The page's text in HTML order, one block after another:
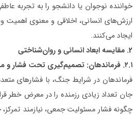
خواننده نوجوان یا دانشجو را به تجربه
ارزش‌های انسانی، اخلاقی و معنوی
ایجاد می‌کنند.
2. مقایسه ابعاد انسانی و روان‌شناختی
۲.۱. فرماندهان: تصمیم‌گیری تحت فشار و
فرماندهان در شرایط جنگ، با فشارهای
جان تعداد زیادی رزمنده را در معرض خطر
چگونه فشار مسئولیتجمعی، نیازمند